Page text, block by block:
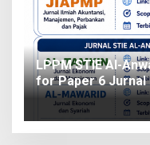
LPPM STIE Al-
for Paper 6 Jurnal